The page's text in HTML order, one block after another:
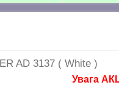
AD 3137 ( White )
Увага АКЦІЯ